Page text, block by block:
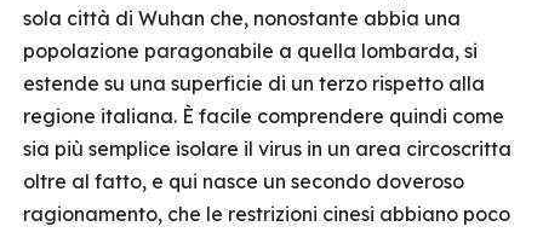
sola città di Wuhan che, nonostante abbia una
popolazione paragonabile a quella lombarda, si
estende su una superficie di un terzo rispetto alla
regione italiana. È facile comprendere quindi come
sia più semplice isolare il virus in un area circoscritta
oltre al fatto, e qui nasce un secondo doveroso
ragionamento, che le restrizioni cinesi abbiano poco